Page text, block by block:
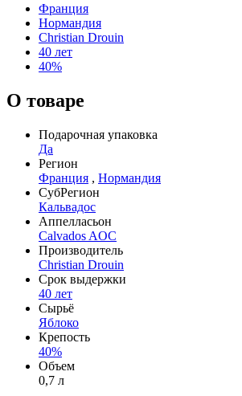
Франция
Нормандия
Christian Drouin
40 лет
40%
О товаре
Подарочная упаковка
Да
Регион
Франция , Нормандия
СубРегион
Кальвадос
Аппелласьон
Calvados AOC
Производитель
Christian Drouin
Срок выдержки
40 лет
Сырьё
Яблоко
Крепость
40%
Объем
0,7 л